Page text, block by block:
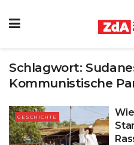
Schlagwort:
Kommunistische
GESCHICHTE